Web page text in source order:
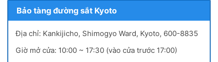
Bảo tàng đường sắt Kyoto
Địa chỉ: Kankijicho, Shimogyo Ward, Kyoto, 600-8835
Giờ mở cửa: 10:00 ~ 17:30 (vào cửa trước 17:00)